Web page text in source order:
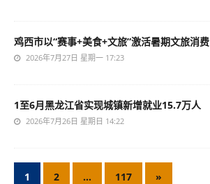
鸡西市以“赛事+美食+文旅”激活暑期文旅消费
2026年7月27日 星期一 17:23
1至6月黑龙江省实现城镇新增就业15.7万人
2026年7月26日 星期日 14:22
1 2 … 117 »